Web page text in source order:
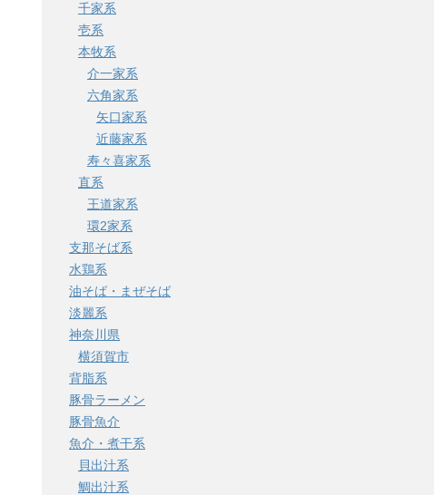
千家系
壱系
本牧系
介一家系
六角家系
矢口家系
近藤家系
寿々喜家系
直系
王道家系
環2家系
支那そば系
水鶏系
油そば・まぜそば
淡麗系
神奈川県
横須賀市
背脂系
豚骨ラーメン
豚骨魚介
魚介・煮干系
貝出汁系
鯛出汁系